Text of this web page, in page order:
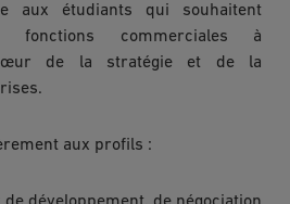
aux étudiants qui souhaitent
commerciales à
de la stratégie et de la
aux profils :